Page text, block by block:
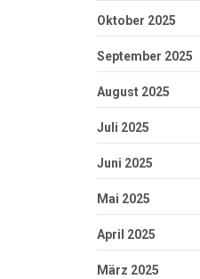
Oktober 2025
September 2025
August 2025
Juli 2025
Juni 2025
Mai 2025
April 2025
März 2025